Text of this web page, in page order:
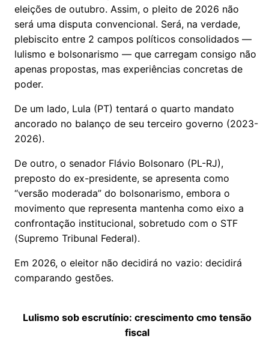
eleições de outubro. Assim, o pleito de 2026 não
será uma disputa convencional. Será, na verdade,
plebiscito entre 2 campos políticos consolidados —
lulismo e bolsonarismo — que carregam consigo não
apenas propostas, mas experiências concretas de
poder.
De um lado, Lula (PT) tentará o quarto mandato
ancorado no balanço de seu terceiro governo (2023-
2026).
De outro, o senador Flávio Bolsonaro (PL-RJ),
preposto do ex-presidente, se apresenta como
“versão moderada” do bolsonarismo, embora o
movimento que representa mantenha como eixo a
confrontação institucional, sobretudo com o STF
(Supremo Tribunal Federal).
Em 2026, o eleitor não decidirá no vazio: decidirá
comparando gestões.
Lulismo sob escrutínio: crescimento cmo tensão
fiscal